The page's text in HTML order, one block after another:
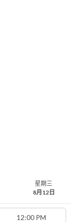
星期三
8月12日
12:00 PM